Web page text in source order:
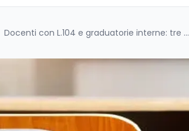
Docenti con L.104 e graduatorie interne: tre condizioni per l'esclusione